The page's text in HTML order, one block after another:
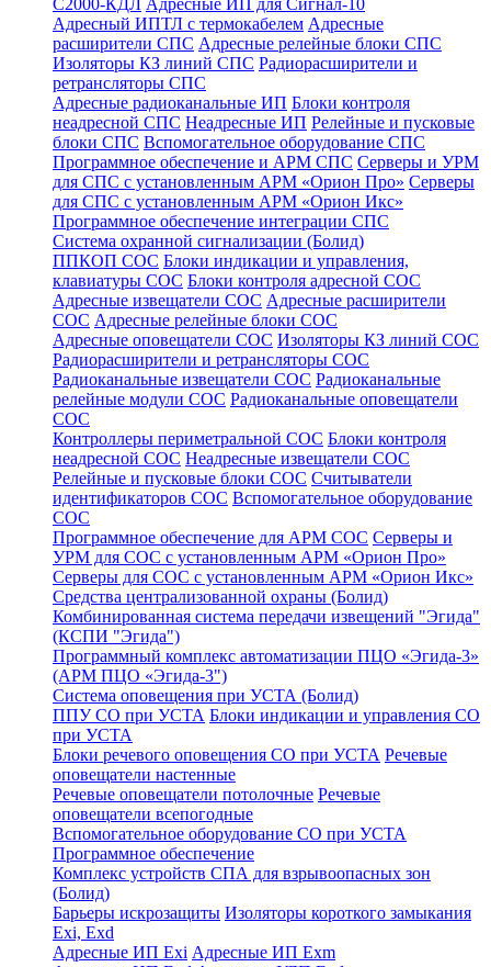
С2000-КДЛ Адресные ИП для Сигнал-10
Адресный ИПТЛ с термокабелем Адресные
расширители СПС Адресные релейные блоки СПС
Изоляторы КЗ линий СПС Радиорасширители и
ретрансляторы СПС
Адресные радиоканальные ИП Блоки контроля
неадресной СПС Неадресные ИП Релейные и пусковые
блоки СПС Вспомогательное оборудование СПС
Программное обеспечение и АРМ СПС Серверы и УРМ
для СПС с установленным АРМ «Орион Про» Серверы
для СПС с установленным АРМ «Орион Икс»
Программное обеспечение интеграции СПС
Система охранной сигнализации (Болид)
ППКОП СОС Блоки индикации и управления,
клавиатуры СОС Блоки контроля адресной СОС
Адресные извещатели СОС Адресные расширители
СОС Адресные релейные блоки СОС
Адресные оповещатели СОС Изоляторы КЗ линий СОС
Радиорасширители и ретрансляторы СОС
Радиоканальные извещатели СОС Радиоканальные
релейные модули СОС Радиоканальные оповещатели
СОС
Контроллеры периметральной СОС Блоки контроля
неадресной СОС Неадресные извещатели СОС
Релейные и пусковые блоки СОС Считыватели
идентификаторов СОС Вспомогательное оборудование
СОС
Программное обеспечение для АРМ СОС Серверы и
УРМ для СОС с установленным АРМ «Орион Про»
Серверы для СОС с установленным АРМ «Орион Икс»
Средства централизованной охраны (Болид)
Комбинированная система передачи извещений "Эгида"
(КСПИ "Эгида")
Программный комплекс автоматизации ПЦО «Эгида-3»
(АРМ ПЦО «Эгида-3")
Система оповещения при УСТА (Болид)
ППУ СО при УСТА Блоки индикации и управления СО
при УСТА
Блоки речевого оповещения СО при УСТА Речевые
оповещатели настенные
Речевые оповещатели потолочные Речевые
оповещатели всепогодные
Вспомогательное оборудование СО при УСТА
Программное обеспечение
Комплекс устройств СПА для взрывоопасных зон
(Болид)
Барьеры искрозащиты Изоляторы короткого замыкания
Exi, Exd
Адресные ИП Exi Адресные ИП Exm